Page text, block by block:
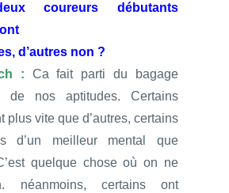
coureurs débutants
d’autres non ?
: Ca fait parti du bagage
de nos aptitudes. Certains
plus vite que d’autres, certains
d’un meilleur mental que
quelque chose où on ne
néanmoins, certains ont